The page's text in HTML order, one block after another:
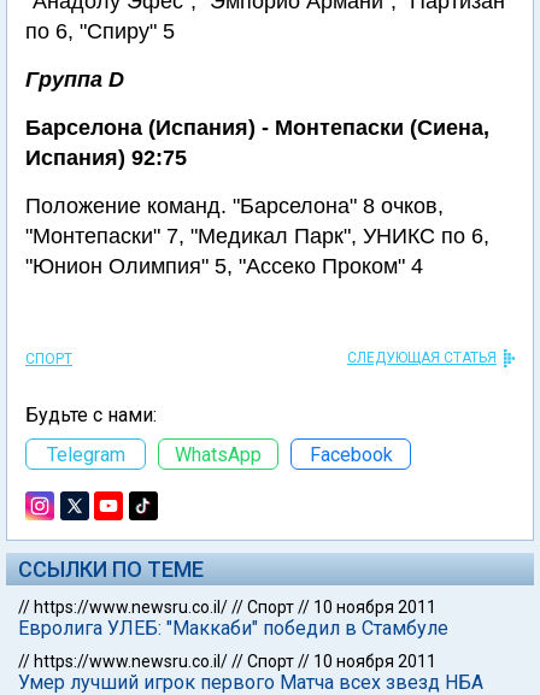
по 6, "Спиру" 5
Группа D
Барселона (Испания) - Монтепаски (Сиена,
Испания) 92:75
Положение команд. "Барселона" 8 очков,
"Монтепаски" 7, "Медикал Парк", УНИКС по 6,
"Юнион Олимпия" 5, "Ассеко Проком" 4
СПОРТ СЛЕДУЮЩАЯ СТАТЬЯ
Будьте с нами:
Telegram
WhatsApp Facebook
ССЫЛКИ ПО ТЕМЕ
// https://www.newsru.co.il///Спорт// 10 ноября 2011
Евролига УЛЕБ: "Маккаби" победил в Стамбуле
// https://www.newsru.co.il///Спорт// 10 ноября 2011
Умер лучший игрок первого Матча всех звезд НБА